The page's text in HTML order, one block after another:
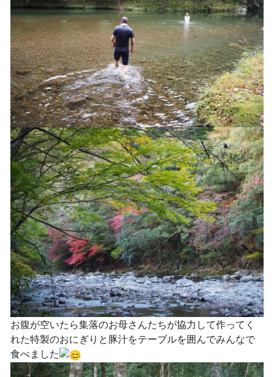
お腹が空いたら集落のお母さんたちが協力して作ってく
れた特製のおにぎりと豚汁をテーブルを囲んでみんなで
食べました